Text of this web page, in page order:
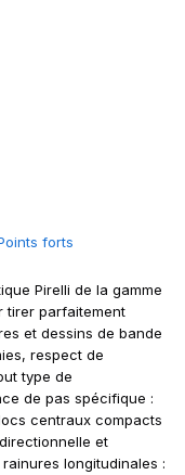
forts
Pirelli de la gamme
tirer parfaitement
et dessins de bande
respect de
type de
de pas spécifique :
centraux compacts
et
longitudinales :